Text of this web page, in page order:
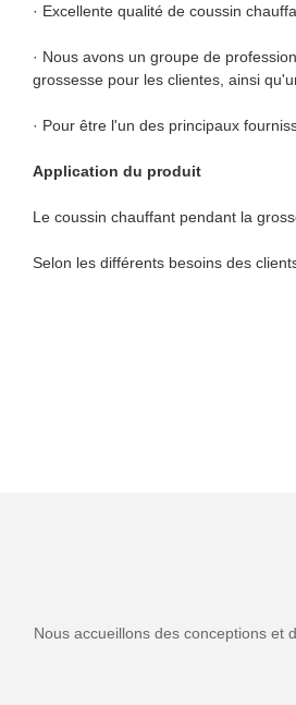
· Excellente qualité de coussin
· Nous avons un groupe de
grossesse pour les clientes, ainsi
· Pour être l'un des principaux
Application du produit
Le coussin chauffant pendant la
Selon les différents besoins des
Nous accueillons des conceptions et